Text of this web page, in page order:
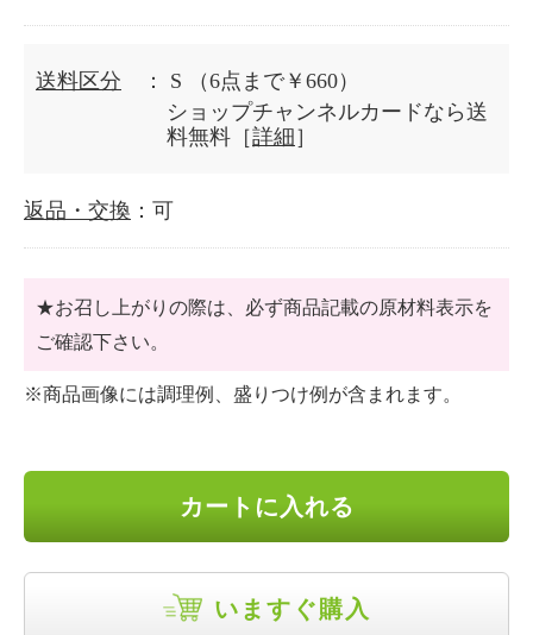
送料区分 ： S
（6点まで￥660）
ショップチャンネルカードなら送
料無料［詳細 ］
返品・交換 ：可
★お召し上がりの際は、必ず商品記載の原材料表示を
ご確認下さい。
※商品画像には調理例、盛りつけ例が含まれます。
カートに入れる
いますぐ購入